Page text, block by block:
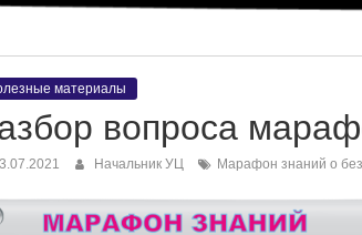
материалы
вопроса
Начальник УЦ Марафон знаний о